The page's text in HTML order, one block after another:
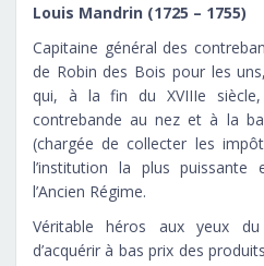
Louis Mandrin (1725 – 1755)
Capitaine général des
de Robin des Bois pour les
qui, à la fin du XVIIIe
contrebande au nez et à la
(chargée de collecter les
l’institution la plus
l’Ancien Régime.
Véritable héros aux yeux
d’acquérir à bas prix des